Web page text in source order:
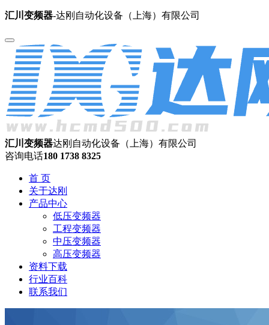
汇川变频器-达刚自动化设备（上海）有限公司
汇川变频器达刚自动化设备（上海）有限公司
咨询电话180 1738 8325
首 页
关于达刚
产品中心
低压变频器
工程变频器
中压变频器
高压变频器
资料下载
行业百科
联系我们